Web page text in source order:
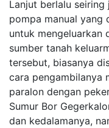
Lanjut berlalu
pompa manual
untuk mengeluarkan
sumber tanah
tersebut, biasanya
cara pengambilanya
paralon dengan
Sumur Bor
dan kedalamanya,